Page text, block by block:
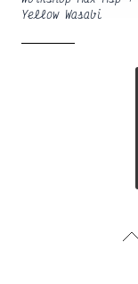
Yellow Wasabi